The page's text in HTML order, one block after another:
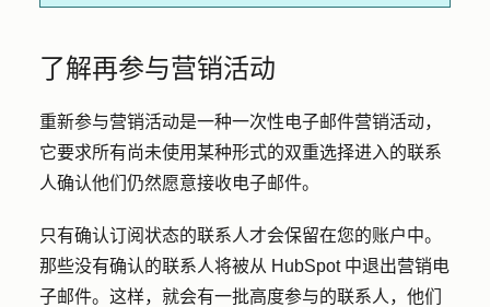
了解再参与营销活动
重新参与营销活动是一种一次性电子邮件营销活动，
它要求所有尚未使用某种形式的双重选择进入的联系
人确认他们仍然愿意接收电子邮件。
只有确认订阅状态的联系人才会保留在您的账户中。
那些没有确认的联系人将被从 HubSpot 中退出营销电
子邮件。这样，就会有一批高度参与的联系人，他们